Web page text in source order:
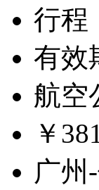
行程
有效
航空
￥
广州